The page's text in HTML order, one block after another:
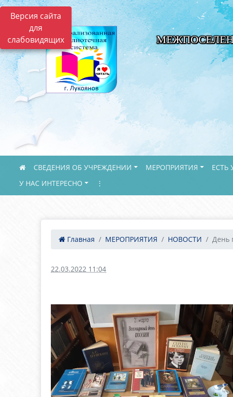
Версия сайта
для
слабовидящих
СВЕДЕНИЯ ОБ УЧРЕЖДЕНИИ МЕРОПРИЯТИЯ ЕСТЬ
У НАС ИНТЕРЕСНО
⋮
Главная МЕРОПРИЯТИЯ НОВОСТИ День
22.03.2022 11:04